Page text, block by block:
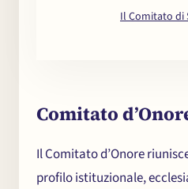
Il Comitato di
Comitato
Il Comitato d’Onore
profilo istituzionale,